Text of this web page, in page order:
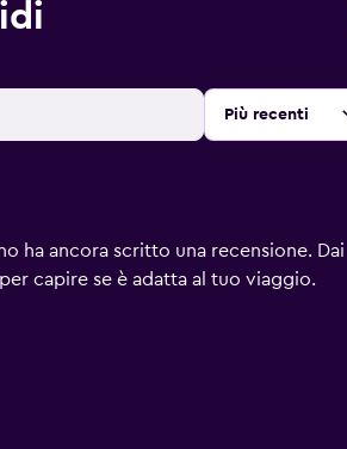
Ordina per:
Più recenti
ha ancora scritto una recensione. Dai
capire se è adatta al tuo viaggio.